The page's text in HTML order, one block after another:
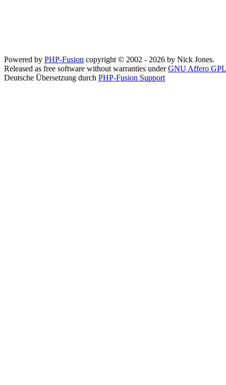
Powered by PHP-Fusion copyright © 2002 - 2026 by Nick Jones.
Released as free software without warranties underGNU Affero GPL
Deutsche Übersetzung durch PHP-Fusion Support